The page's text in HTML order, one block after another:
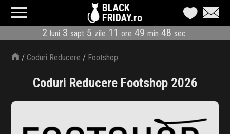
BLACK
FRIDAY.ro
2 luni 3 sapt 5 zile 11 ore 49 min 48 sec
CATEGORII
MAGAZINE
ÎNSCRIE MAGAZIN
/Coduri Reducere / Footshop
Coduri Reducere Footshop 2026